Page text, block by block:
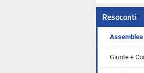
Resoconti
Assemblea
Giunte e